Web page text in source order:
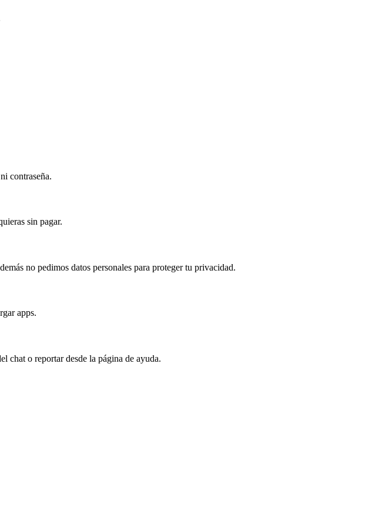
contraseña.
sin pagar.
no pedimos datos personales para proteger tu privacidad.
apps.
chat o reportar desde la página de ayuda.